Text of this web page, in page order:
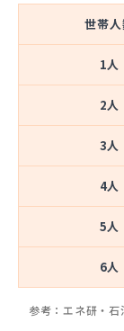
世帯
1人
2人
3人
4人
5人
6人
参考：エネ研・